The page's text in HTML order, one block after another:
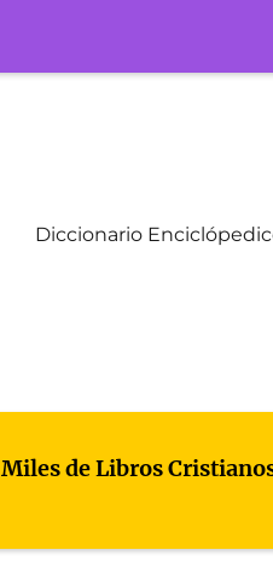
Diccionario
Miles de Libros